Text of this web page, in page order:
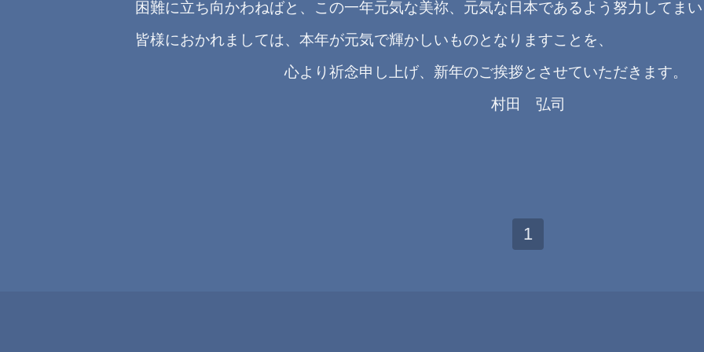
困難に立ち向かわねばと、この一年元気な美祢、元気な日本であるよう努力してま
皆様におかれましては、本年が元気で輝かしいものとなりますことを、
心より祈念申し上げ、新年のご挨拶とさせていただきます。
村田 弘司
1